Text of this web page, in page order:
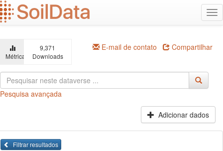
Ir
para
o
principal
Métricas
9,371
Downloads
E-mail de contato Compartilhar
Pesquisa avançada
Adicionar dados
Filtrar resultados